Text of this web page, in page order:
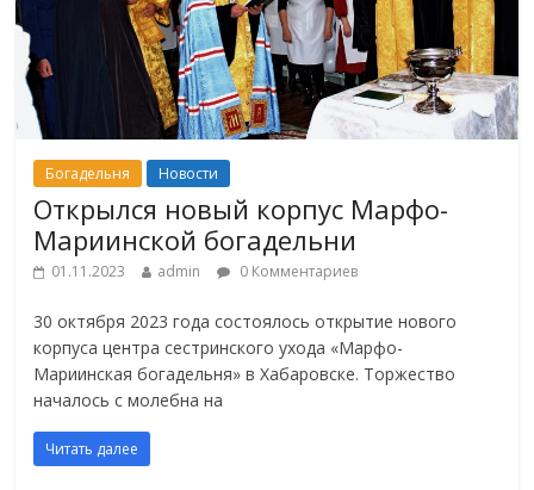
Богадельня Новости
Открылся новый корпус Марфо-
Мариинской богадельни
01.11.2023 admin 0 Комментариев
30 октября 2023 года состоялось открытие нового
корпуса центра сестринского ухода «Марфо-
Мариинская богадельня» в Хабаровске. Торжество
началось с молебна на
Читать далее